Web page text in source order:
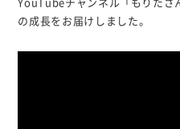
YouTubeチャンネル「もりたさ
の成長をお届けしました。